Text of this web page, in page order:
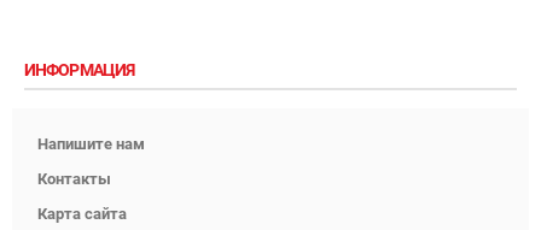
ИНФОРМАЦИЯ
Напишите нам
Контакты
Карта сайта